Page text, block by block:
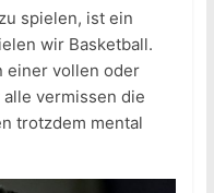
spielen, ist ein
wir Basketball.
einer vollen oder
vermissen die
trotzdem mental